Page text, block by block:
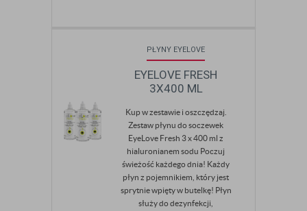
PŁYNY EYELOVE
EYELOVE FRESH
3X400 ML
Kup w zestawie i oszczędzaj.
Zestaw płynu do soczewek
EyeLove Fresh 3 x 400 ml z
hialuronianem sodu Poczuj
świeżość każdego dnia! Każdy
płyn z pojemnikiem, który jest
sprytnie wpięty w butelkę! Płyn
służy do dezynfekcji,